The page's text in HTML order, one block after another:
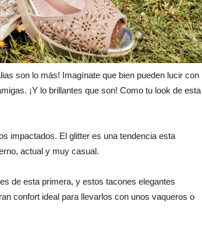
son lo más! Imagínate que bien pueden lucir con
¡Y lo brillantes que son! Como tu look de esta
impactados. El glitter es una tendencia esta
actual y muy casual.
de esta primera, y estos tacones elegantes
confort ideal para llevarlos con unos vaqueros o